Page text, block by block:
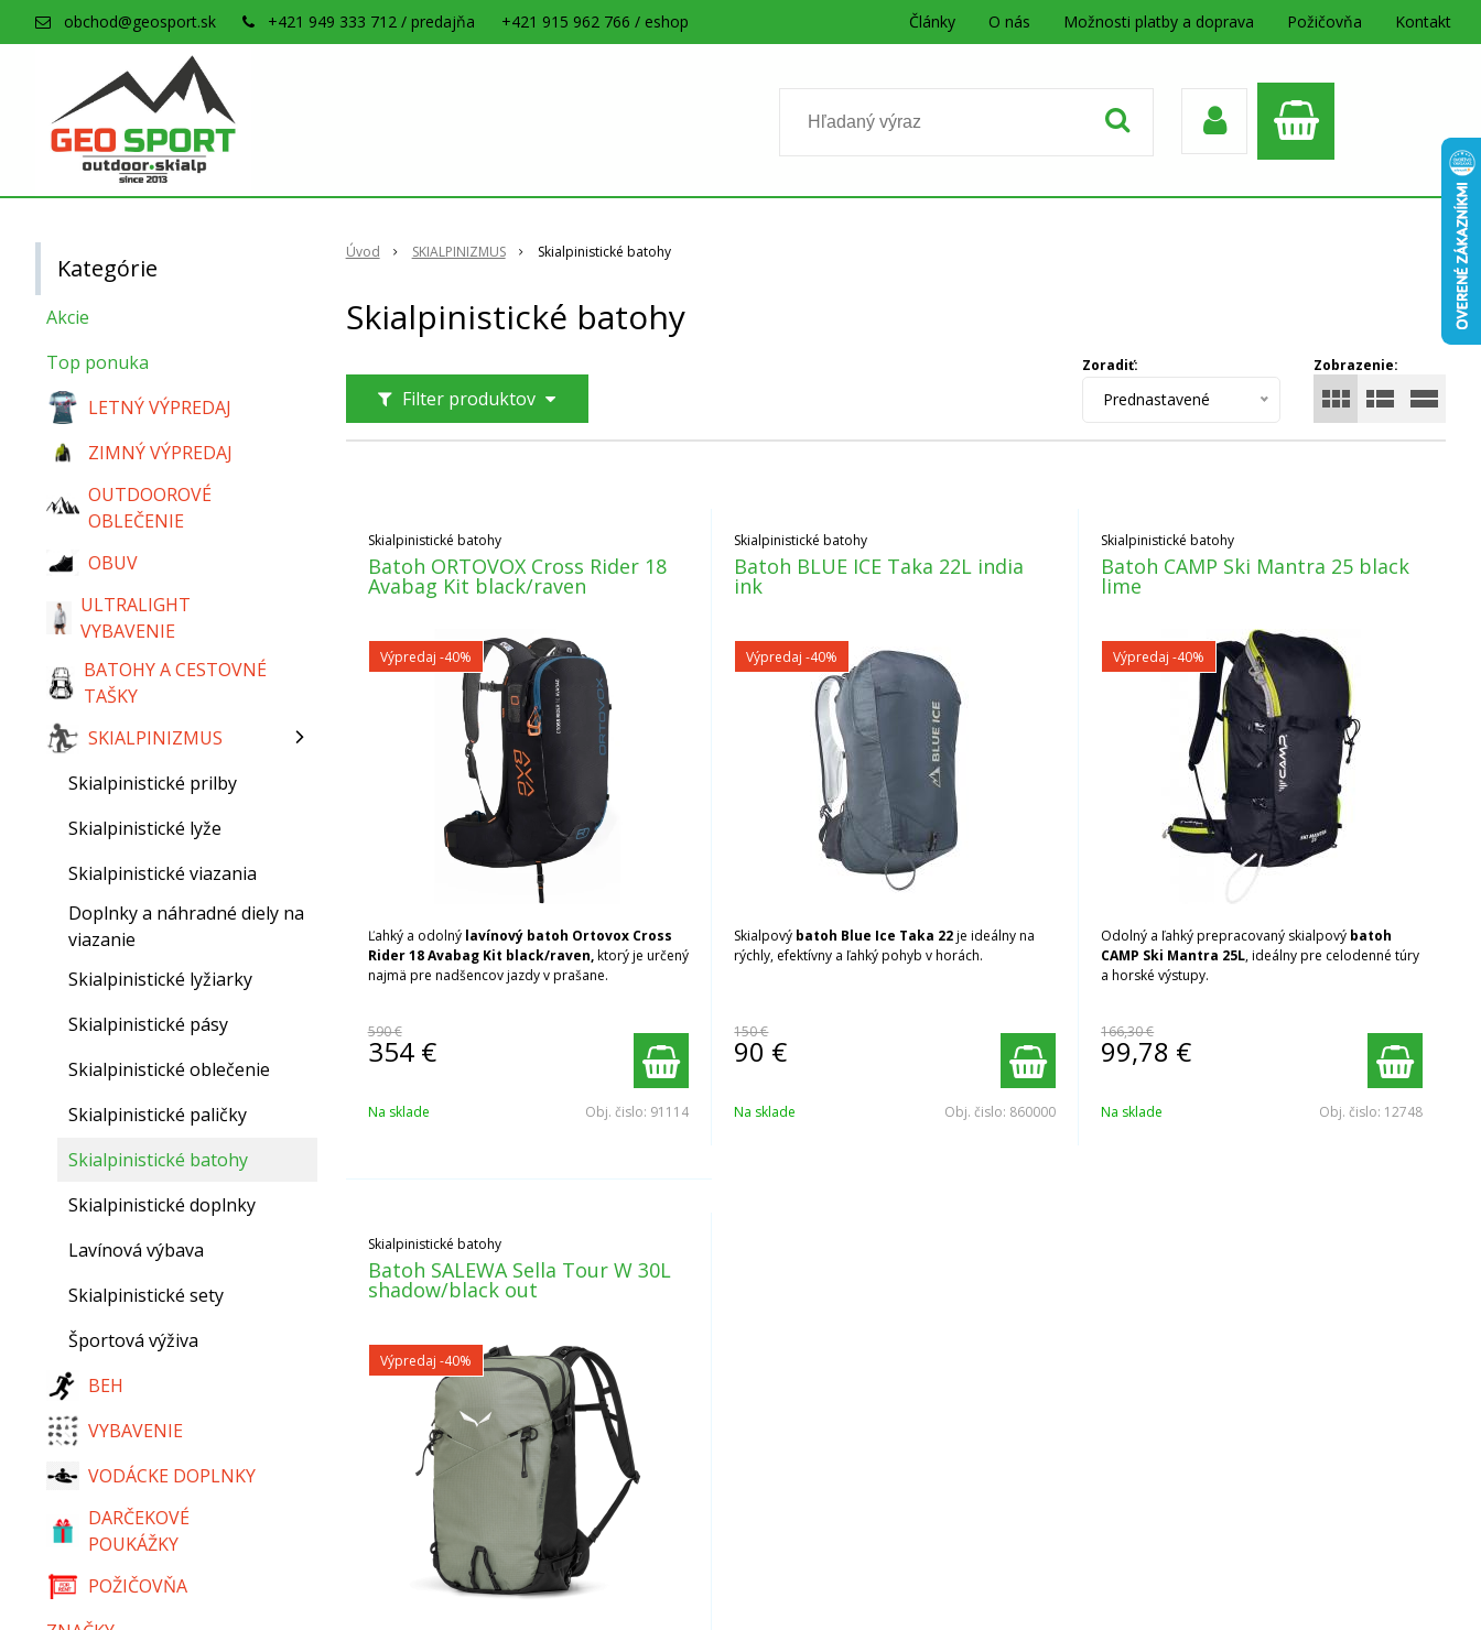
obchod@geosport.sk +421 949 333 712 / predajňa +421 915 962 766 / eshop Články O nás Možnosti platby a doprava Požičovňa Kontakt
Úvod SKIALPINIZMUS Skialpinistické batohy
Skialpinistické batohy
Filter produktov
Zobrazenie:
Zoradiť:
Prednastavené
Skialpinistické batohy
Batoh ORTOVOX Cross Rider 18
Avabag Kit black/raven
Výpredaj -40%
Ľahký a odolný lavínový batoh Ortovox Cross
Rider 18 Avabag Kit black/raven,ktorý je určený
najmä pre nadšencov jazdy v prašane.
590 €
354 €
Na sklade Obj. čislo: 91114
Skialpinistické batohy
Batoh BLUE ICE Taka 22L india
ink
Výpredaj-40%
Skialpový batoh Blue Ice Taka 22je ideálny na
rýchly, efektívny a ľahký pohyb v horách.
150 €
90 €
Na sklade Obj. čislo: 860000
Skialpinistické batohy
Batoh CAMP Ski Mantra 25 black
lime
Výpredaj-40%
Odolný a ľahký prepracovaný skialpový batoh
CAMP Ski Mantra 25L, ideálny pre celodenné túry
a horské výstupy.
166,30 €
99,78 €
Na sklade Obj. čislo: 12748
Skialpinistické batohy
Batoh SALEWA Sella Tour W 30L
shadow/black out
Výpredaj -40%
Kategórie
Akcie
Top ponuka
LETNÝ VÝPREDAJ
ZIMNÝ VÝPREDAJ
OUTDOOROVÉ
OBLEČENIE
OBUV
ULTRALIGHT
VYBAVENIE
BATOHY A CESTOVNÉ
TAŠKY
SKIALPINIZMUS
Skialpinistické prilby
Skialpinistické lyže
Skialpinistické viazania
Doplnky a náhradné diely na
viazanie
Skialpinistické lyžiarky
Skialpinistické pásy
Skialpinistické oblečenie
Skialpinistické paličky
Skialpinistické batohy
Skialpinistické doplnky
Lavínová výbava
Skialpinistické sety
Športová výživa
BEH
VYBAVENIE
VODÁCKE DOPLNKY
DARČEKOVÉ
POUKÁŽKY
POŽIČOVŇA